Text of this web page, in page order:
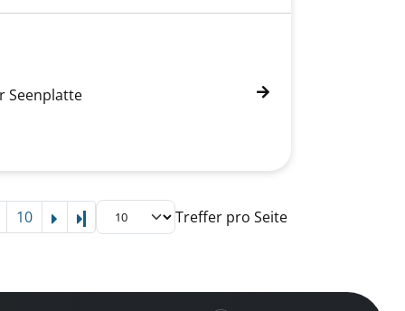
Seenplatte
10 Letzte Seite Treffer pro Seite